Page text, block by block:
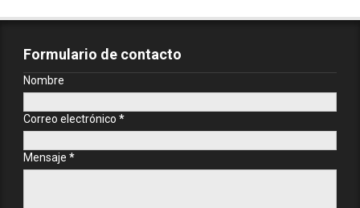
Formulario de contacto
Nombre
Correo electrónico *
Mensaje *